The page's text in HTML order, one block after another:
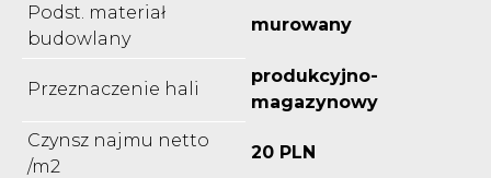
Podst. materiał
budowlany
murowany
Przeznaczenie hali
produkcyjno-
magazynowy
Czynsz najmu netto
/m2
20 PLN